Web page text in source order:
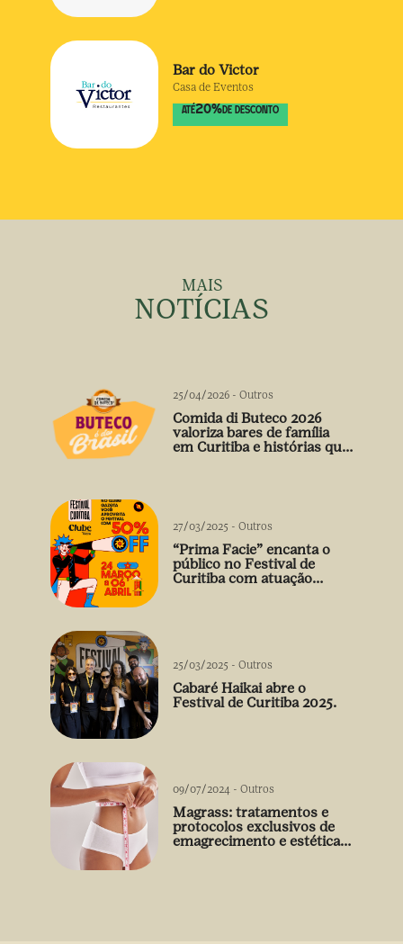
Bar do Victor
Casa de Eventos
ATÉ20% DE DESCONTO
MAIS
NOTÍCIAS
25/04/2026 - Outros
Comida di Buteco 2026
valoriza bares de família
em Curitiba e histórias que
27/03/2025 - Outros
“Prima Facie” encanta o
público no Festival de
Curitiba com atuação
25/03/2025 - Outros
Cabaré Haikai abre o
Festival de Curitiba 2025.
09/07/2024 - Outros
Magrass: tratamentos e
protocolos exclusivos de
emagrecimento e estética